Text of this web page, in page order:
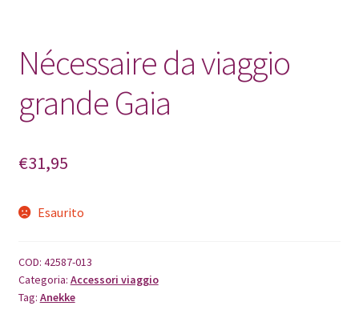
Nécessaire da viaggio
grande Gaia
€31,95
Esaurito
COD: 42587-013
Categoria: Accessori viaggio
Tag: Anekke